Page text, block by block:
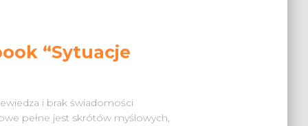
“Sytuacje
i brak świadomości
pełne jest skrótów myślowych,